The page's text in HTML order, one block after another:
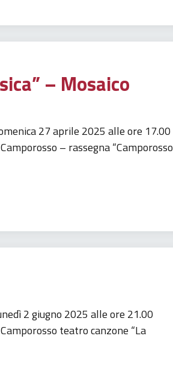
– Mosaico
27 aprile 2025 alle ore 17.00
– rassegna “Camporosso
2 giugno 2025 alle ore 21.00
teatro canzone “La